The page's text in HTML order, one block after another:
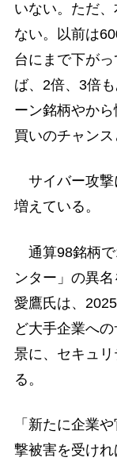
いない。ただ
ない。以前は
台にまで下が
ば、2倍、3倍
ーン銘柄やか
買いのチャンス
サイバー攻撃
増えている。
通算98銘柄で
ンター」の異
愛鷹氏は、
ど大手企業へ
景に、セキュ
る。
「新たに企業
撃被害を受け